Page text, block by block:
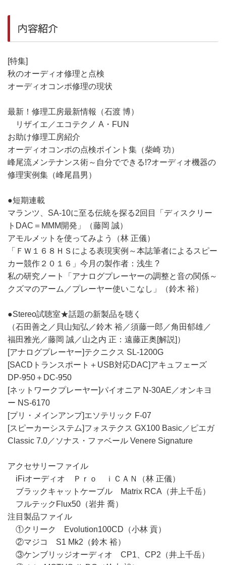
内容紹介
[特集]
秋のオーディオ修理と点検
オーディオコンポ修理の現状
最新！修理工房最新情報（石渡 博）
リザイエ／エコテクノ A・FUN
お助け修理工房紹介
オーディオコンポの点検ポイント集（柴崎 功）
峰尾流メンテナンス術～自分でできる!?オーディオ機器の
修理実例集（峰尾昌男）
●短期連載
マランツ、SA-10に至る伝統を探る2回目「ディスクリー
トDAC＝MMM開発」（藤岡 誠）
アモルメットを使ってみよう（林 正儀）
「ＦＷ１６８ＨＳによる表現実例～本誌筆者によるスピー
カー競作２０１６」今月の製作者：浅生 ?
私の研究ノート「アナログプレーヤーの調整と音の関係～
クズマのアーム／プレーヤー使いこなし」（鈴木 裕）
●Stereo試聴室★話題の新製品を聴く
（石田善之／貝山知弘／鈴木 裕／須藤一郎／角田郁雄／
福田雅光／藤岡 誠／山之内 正：遠藤正奥[解説]）
[アナログプレーヤー]テクニクス SL-1200G
[SACDトランスポート＋USB対応DAC]アキュフェーズ
DP-950＋DC-950
[ネットワークプレーヤー]パイオニア N-30AE／オンキヨ
ー NS-6170
[プリ・メインアンプ]エソテリック F-07
[スピーカーシステム]フォステクス GX100 Basic／ピエガ
Classic 7.0／ソナス・ファベール Venere Signature
アクセサリーファイル
iFiオーディオ Ｐｒｏ ｉＣＡＮ（林 正儀）
ブラックキャットケーブル Matrix RCA（井上千岳）
フルテックFlux50（岩井 喬）
注目製品ファイル
①クリーク Evolution100CD（小林 貢）
②マジコ S1 Mk2（鈴木 裕）
③ケンブリッジオーディオ CP1、CP2（井上千岳）